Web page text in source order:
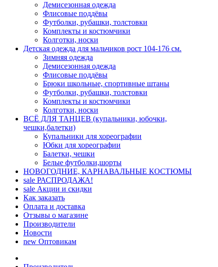
Демисезонная одежда
Флисовые поддёвы
Футболки, рубашки, толстовки
Комплекты и костюмчики
Колготки, носки
Детская одежда для мальчиков рост 104-176 см.
Зимняя одежда
Демисезонная одежда
Флисовые поддёвы
Брюки школьные, спортивные штаны
Футболки, рубашки, толстовки
Комплекты и костюмчики
Колготки, носки
ВСЁ ДЛЯ ТАНЦЕВ (купальники, юбочки,
чешки,балетки)
Купальники для хореографии
Юбки для хореографии
Балетки, чешки
Белые футболки,шорты
НОВОГОДНИЕ, КАРНАВАЛЬНЫЕ КОСТЮМЫ
sale РАСПРОДАЖА!
sale Акции и скидки
Как заказать
Оплата и доставка
Отзывы о магазине
Производители
Новости
new Оптовикам